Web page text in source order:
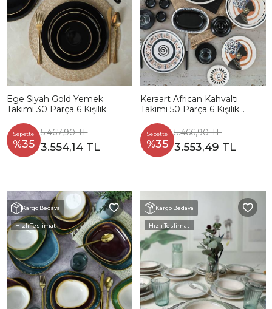
Ege Siyah Gold Yemek
Takımı 30 Parça 6 Kişilik
Sepette
%35
5.467,90 TL
3.554,14 TL
Keraart African Kahvaltı
Takımı 50 Parça 6 Kişilik
Sepette
%35
5.466,90 TL
3.553,49 TL
Kargo Bedava
Hızlı Teslimat
Kargo Bedava
Hızlı Teslimat